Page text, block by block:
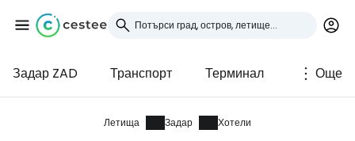
Задар ZAD Транспорт Терминал Още
Летища Задар Хотели
Влезте в Cestee
... световната общност на туристите